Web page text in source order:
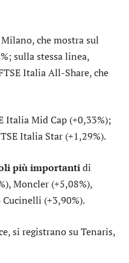
che mostra sul
sulla stessa linea,
Italia All-Share, che
Italia Mid Cap (+0,33%);
Italia Star (+1,29%).
più importantidi
Moncler (+5,08%),
(+3,90%).
si registrano suTenaris,